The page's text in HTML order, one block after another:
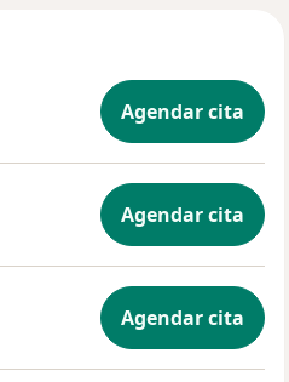
Agendar cita
Agendar cita
Agendar cita